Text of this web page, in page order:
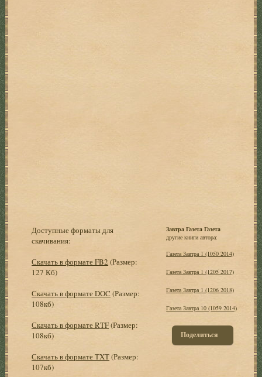
Доступные форматы для
скачивания:
Скачать в формате FB2 (Размер:
127 Кб)
Скачать в формате DOC (Размер:
108кб)
Скачать в формате RTF(Размер:
108кб)
Скачать в формате TXT(Размер:
107кб)
Завтра Газета Газета
другие книги автора:
Газета Завтра 1 (1050 2014)
Газета Завтра 1 (1205 2017)
Газета Завтра 1 (1206 2018)
Газета Завтра 10 (1059 2014)
Поделиться